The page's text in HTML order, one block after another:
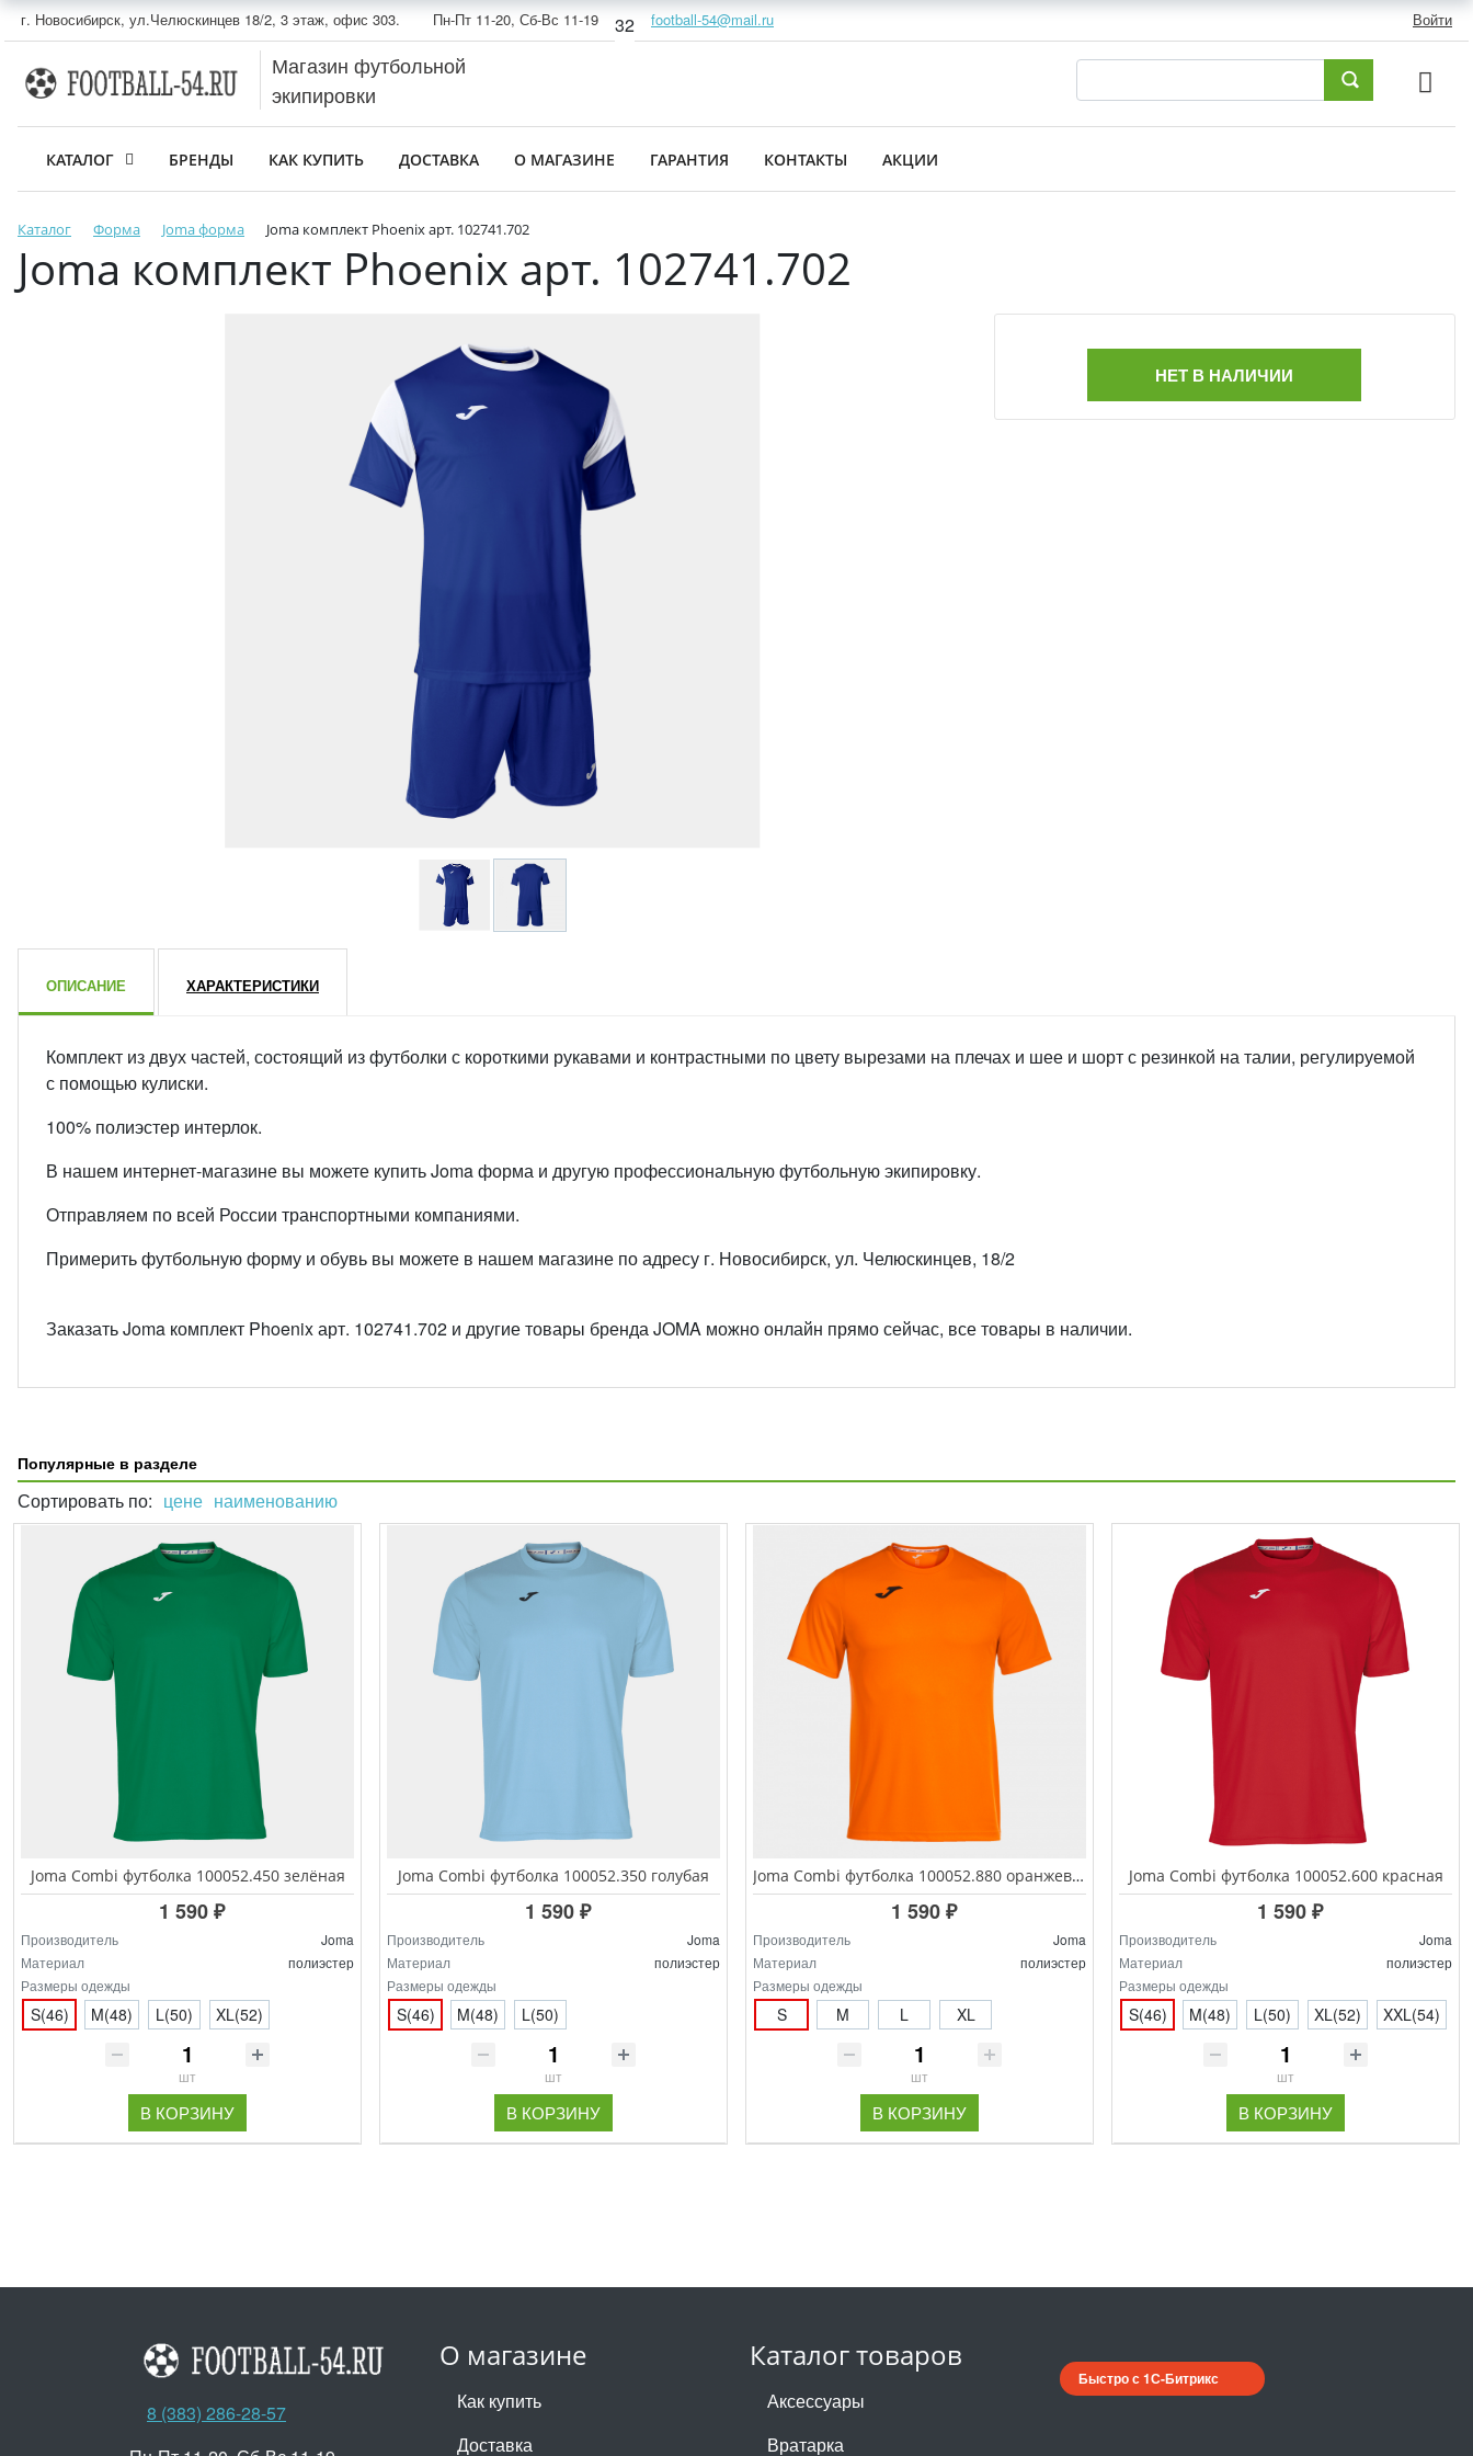
г. Новосибирск, ул.Челюскинцев 18/2, 3 этаж, офис 303. Пн-Пт 11-20, Сб-Вс 11-19 32 football-54@mail.ru Войти
Магазин футбольной
экипировки
КАТАЛОГ БРЕНДЫ КАК КУПИТЬ ДОСТАВКА О МАГАЗИНЕ ГАРАНТИЯ КОНТАКТЫ АКЦИИ
Каталог Форма Joma форма Joma комплект Phoenix арт. 102741.702
Joma комплект Phoenix арт. 102741.702
НЕТ В НАЛИЧИИ
ОПИСАНИЕ ХАРАКТЕРИСТИКИ
Комплект из двух частей, состоящий из футболки с короткими рукавами и контрастными по цвету вырезами на плечах и шее и шорт с резинкой на талии, регулируемой
с помощью кулиски.
100% полиэстер интерлок.
В нашем интернет-магазине вы можете купить Joma форма и другую профессиональную футбольную экипировку.
Отправляем по всей России транспортными компаниями.
Примерить футбольную форму и обувь вы можете в нашем магазине по адресу г. Новосибирск, ул. Челюскинцев, 18/2
Заказать Joma комплект Phoenix арт. 102741.702 и другие товары бренда JOMA можно онлайн прямо сейчас, все товары в наличии.
Популярные в разделе
Сортировать по: цене наименованию
Joma Combi футболка 100052.450 зелёная
1 590 ₽
Производитель
Joma
Материал
полиэстер
Размеры одежды
S(46) M(48) L(50) XL(52)
шт
В КОРЗИНУ
Joma Combi футболка 100052.350 голубая
1 590 ₽
Производитель
Joma
Материал
полиэстер
Размеры одежды
S(46) M(48) L(50)
шт
В КОРЗИНУ
Joma Combi футболка 100052.880 оранжевая
1 590 ₽
Производитель
Joma
Материал
полиэстер
Размеры одежды
S M L XL
шт
В КОРЗИНУ
Joma Combi футболка 100052.600 красная
1 590 ₽
Производитель
Joma
Материал
полиэстер
Размеры одежды
S(46) M(48) L(50) XL(52) XXL(54)
шт
В КОРЗИНУ
О магазине
Как купить
Доставка
Каталог товаров
Аксессуары
Вратарка
Быстро с 1С-Битрикс
8 (383) 286-28-57